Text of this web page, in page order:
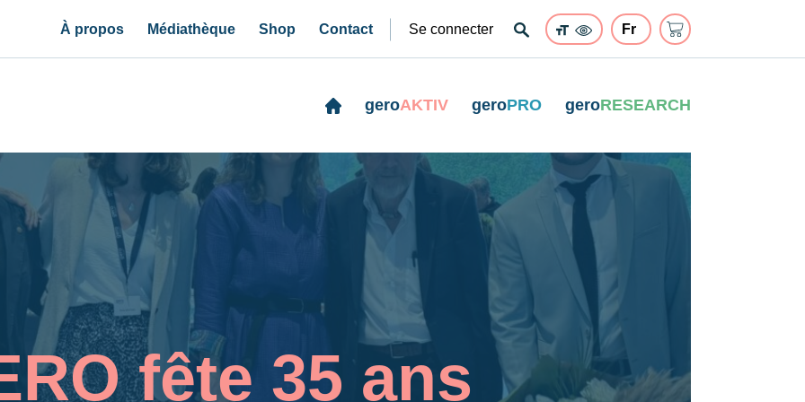
À propos Médiathèque Shop Contact Se connecter
geroAKTIV geroPRO geroRESEARCH
fête 35 ans